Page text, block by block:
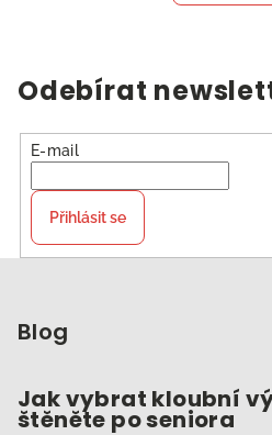
Odebírat
E-mail
Přihlásit se
Blog
Jak vybrat kloubní
štěněte po seniora